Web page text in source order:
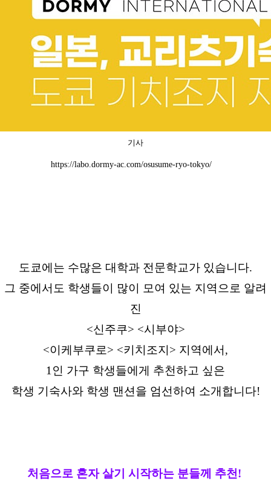
기사
https://labo.dormy-ac.com/osusume-ryo-tokyo/
도쿄에는 수많은 대학과 전문학교가 있습니다.
그 중에서도 학생들이 많이 모여 있는 지역으로 알려
진
<신주쿠> <시부야>
<이케부쿠로> <키치조지> 지역에서,
1인 가구 학생들에게 추천하고 싶은
학생 기숙사와 학생 맨션을 엄선하여 소개합니다!
처음으로 혼자 살기 시작하는 분들께 추천!